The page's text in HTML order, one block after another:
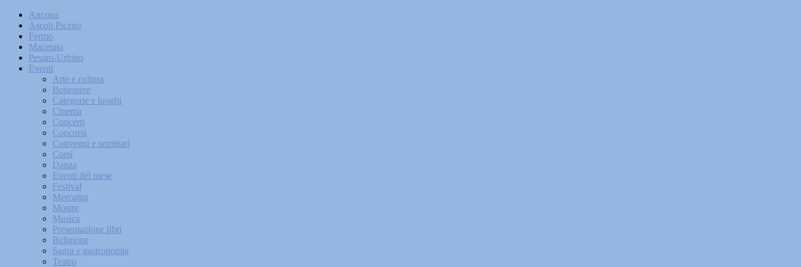
Ancona
Ascoli Piceno
Fermo
Macerata
Pesaro-Urbino
Eventi
Arte e cultura
Benessere
Categorie e luoghi
Cinema
Concerti
Concorsi
Convegni e seminari
Corsi
Danza
Eventi del mese
Festival
Mercatini
Mostre
Musica
Presentazione libri
Religione
Sagra e gastronomia
Teatro